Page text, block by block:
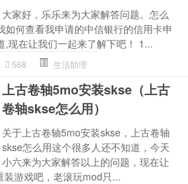
大家好，乐乐来为大家解答问题。怎么
何查看我申请的中信银行的信用卡申
,现在让我们一起来了解下吧！ 1...
568 生活助理
上古卷轴5mo安装skse（上古
卷轴skse怎么用）
关于上古卷轴5mo安装skse，上古卷轴
skse怎么用这个很多人还不知道，今天
小六来为大家解答以上的问题，现在让
游戏吧，老滚玩mod只...